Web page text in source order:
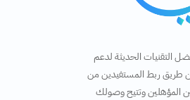
التقنيات الحديثة لدعم
طريق ربط المستفيدين من
المؤهلين وتتيح وصولك